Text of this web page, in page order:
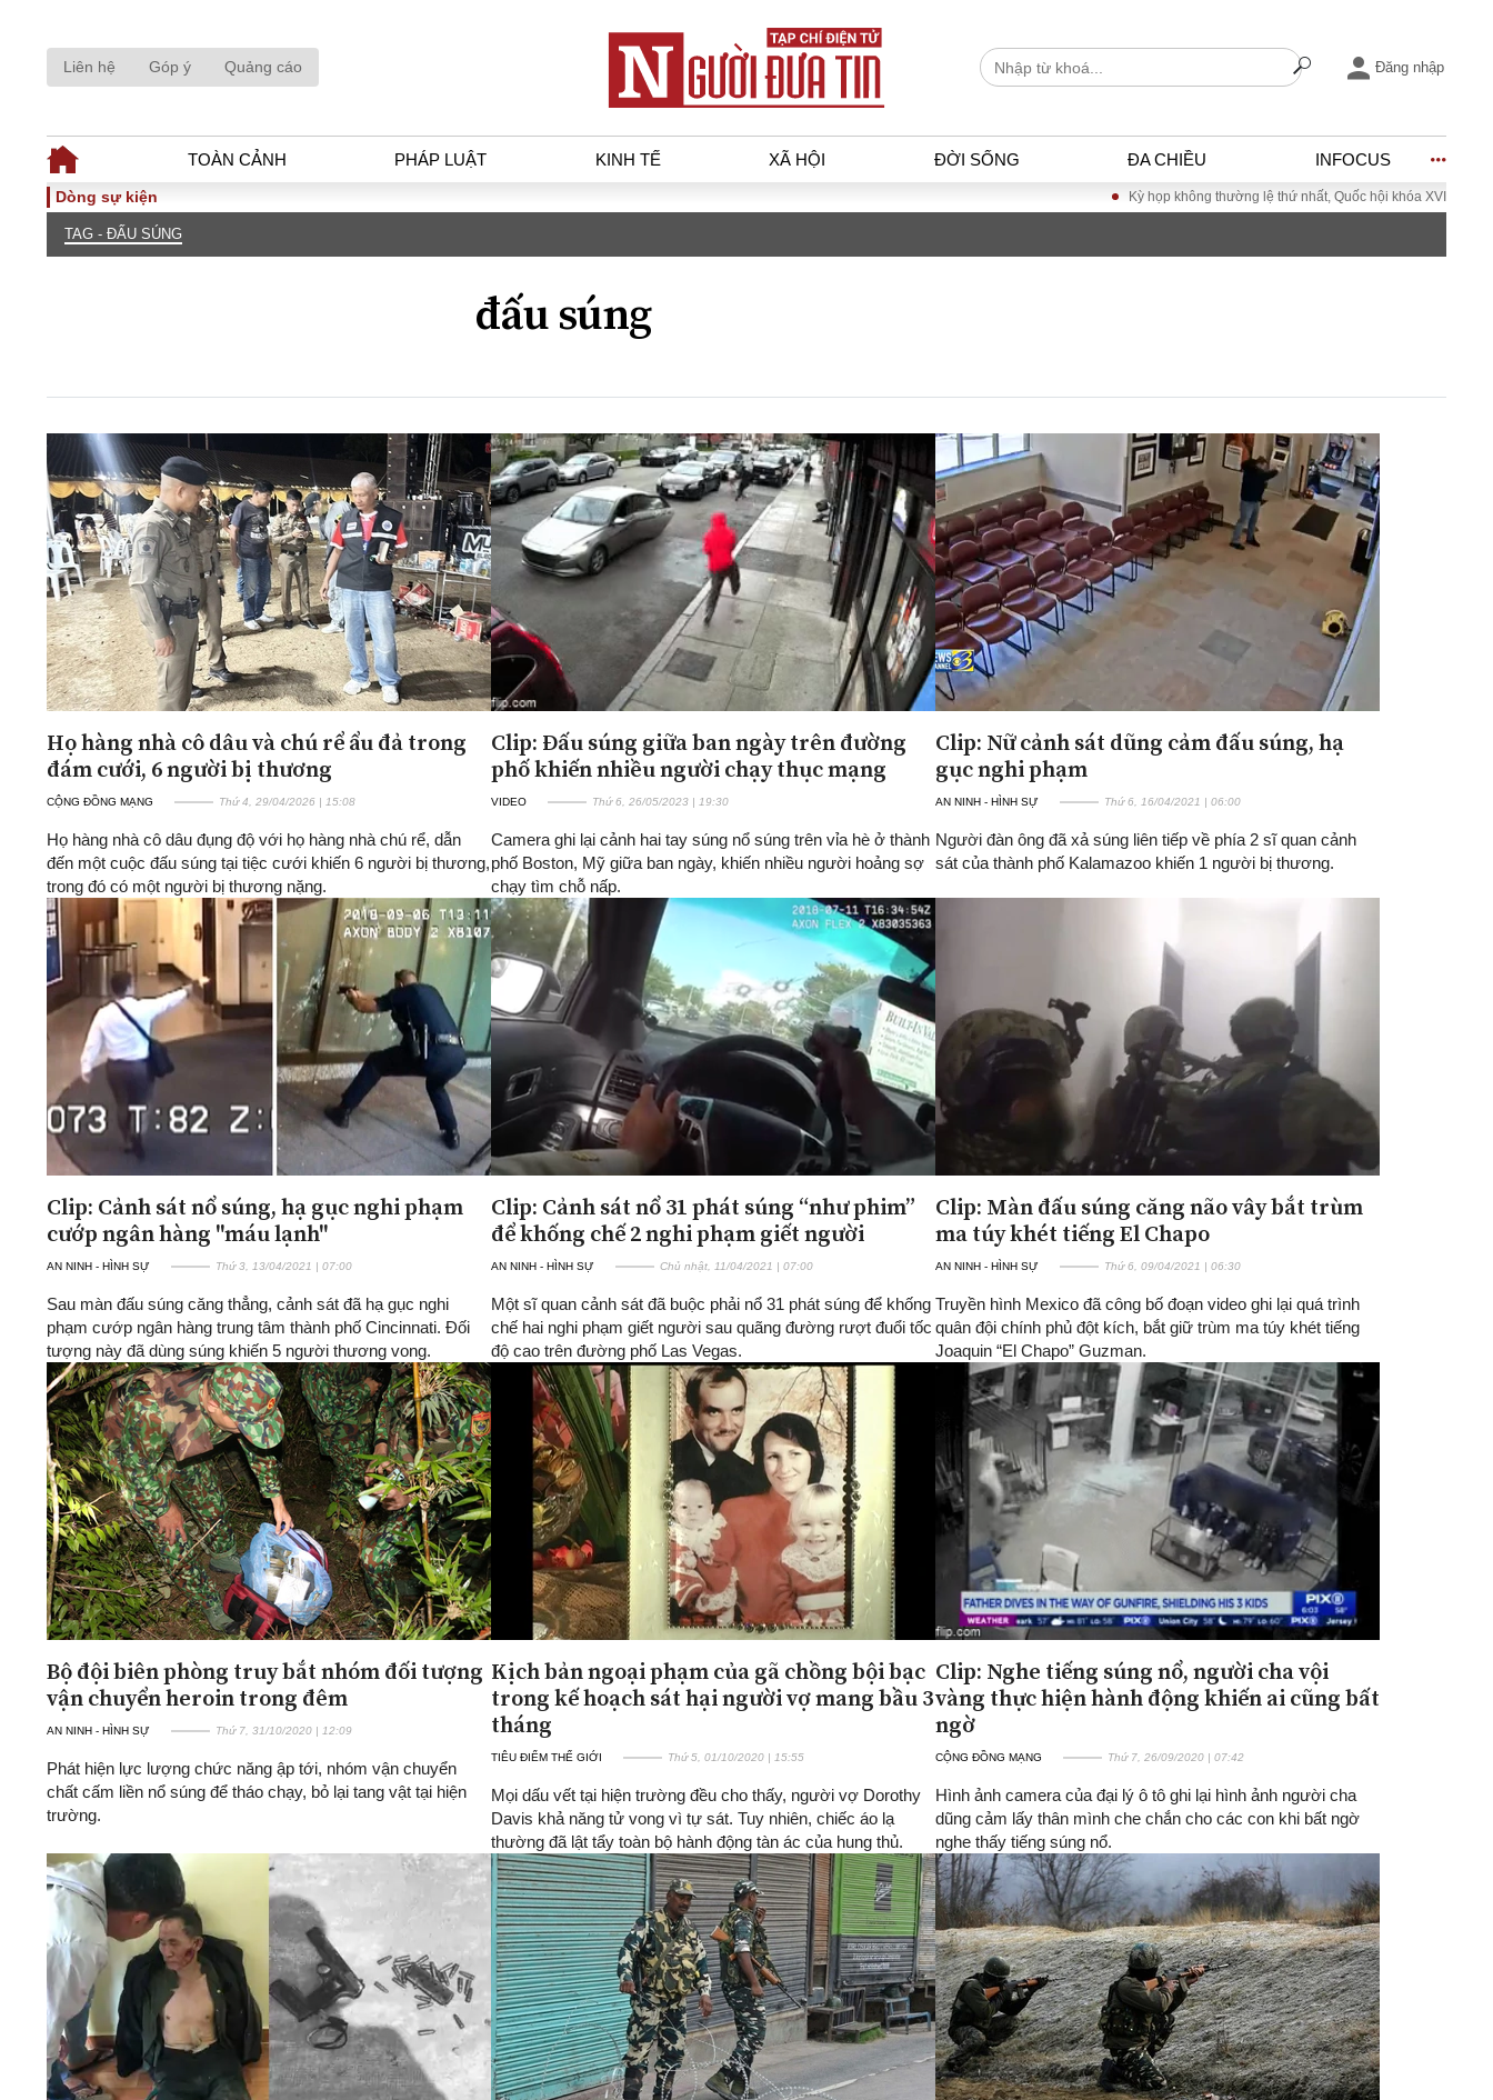
Liên hệ Góp ý Quảng cáo Đăng nhập
TOÀN CẢNH PHÁP LUẬT KINH TẾ XÃ HỘI ĐỜI SỐNG ĐA CHIỀU INFOCUS
TOÀN CẢNH
Thế giới
Góc nhìn luật gia
An ninh - Hình sự
Xu hướng thị trường
Tiêu dùng và dư luận
Công nghệ
Giao thông – Đô thị
ĐA CHIỀU
Quan điểm
Xi nhan Trái Phải
Bạn đọc viết
INFOCUS
Đăng ký tin tức mới
Dòng sự kiện Kỳ họp không thường lệ thứ nhất, Quốc hội khóa XVI Đưa Nghị
TAG - ĐẤU SÚNG
đấu súng
Họ hàng nhà cô dâu và chú rể ẩu đả trong
đám cưới, 6 người bị thương
CỘNG ĐỒNG MẠNG Thứ 4, 29/04/2026 | 15:08
Họ hàng nhà cô dâu đụng độ với họ hàng nhà chú rể, dẫn
đến một cuộc đấu súng tại tiệc cưới khiến 6 người bị thương,
trong đó có một người bị thương nặng.
Clip: Đấu súng giữa ban ngày trên đường
phố khiến nhiều người chạy thục mạng
VIDEO Thứ 6, 26/05/2023 | 19:30
Camera ghi lại cảnh hai tay súng nổ súng trên vỉa hè ở thành
phố Boston, Mỹ giữa ban ngày, khiến nhiều người hoảng sợ
chạy tìm chỗ nấp.
Clip: Nữ cảnh sát dũng cảm đấu súng, hạ
gục nghi phạm
AN NINH - HÌNH SỰ Thứ 6, 16/04/2021 | 06:00
Người đàn ông đã xả súng liên tiếp về phía 2 sĩ quan cảnh
sát của thành phố Kalamazoo khiến 1 người bị thương.
Clip: Cảnh sát nổ súng, hạ gục nghi phạm
cướp ngân hàng "máu lạnh"
AN NINH - HÌNH SỰ Thứ 3, 13/04/2021 | 07:00
Sau màn đấu súng căng thẳng, cảnh sát đã hạ gục nghi
phạm cướp ngân hàng trung tâm thành phố Cincinnati. Đối
tượng này đã dùng súng khiến 5 người thương vong.
Clip: Cảnh sát nổ 31 phát súng “như phim”
để khống chế 2 nghi phạm giết người
AN NINH - HÌNH SỰ Chủ nhật, 11/04/2021 | 07:00
Một sĩ quan cảnh sát đã buộc phải nổ 31 phát súng để khống
chế hai nghi phạm giết người sau quãng đường rượt đuổi tốc
độ cao trên đường phố Las Vegas.
Clip: Màn đấu súng căng não vây bắt trùm
ma túy khét tiếng El Chapo
AN NINH - HÌNH SỰ Thứ 6, 09/04/2021 | 06:30
Truyền hình Mexico đã công bố đoạn video ghi lại quá trình
quân đội chính phủ đột kích, bắt giữ trùm ma túy khét tiếng
Joaquin “El Chapo” Guzman.
Bộ đội biên phòng truy bắt nhóm đối tượng
vận chuyển heroin trong đêm
AN NINH - HÌNH SỰ Thứ 7, 31/10/2020 | 12:09
Phát hiện lực lượng chức năng ập tới, nhóm vận chuyển
chất cấm liền nổ súng để tháo chạy, bỏ lại tang vật tại hiện
trường.
Kịch bản ngoại phạm của gã chồng bội bạc
trong kế hoạch sát hại người vợ mang bầu 3
tháng
TIÊU ĐIỂM THẾ GIỚI Thứ 5, 01/10/2020 | 15:55
Mọi dấu vết tại hiện trường đều cho thấy, người vợ Dorothy
Davis khả năng tử vong vì tự sát. Tuy nhiên, chiếc áo lạ
thường đã lật tẩy toàn bộ hành động tàn ác của hung thủ.
Clip: Nghe tiếng súng nổ, người cha vội
vàng thực hiện hành động khiến ai cũng bất
ngờ
CỘNG ĐỒNG MẠNG Thứ 7, 26/09/2020 | 07:42
Hình ảnh camera của đại lý ô tô ghi lại hình ảnh người cha
dũng cảm lấy thân mình che chắn cho các con khi bất ngờ
nghe thấy tiếng súng nổ.